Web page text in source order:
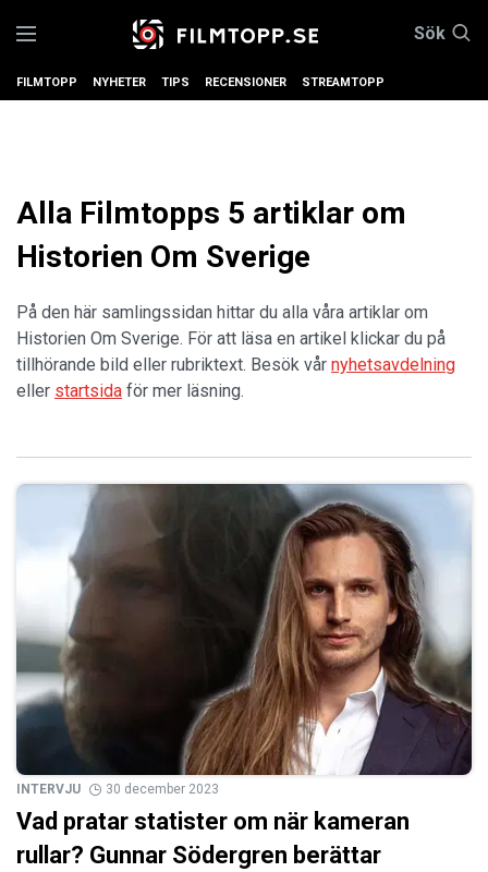
Sök
FILMTOPP NYHETER TIPS RECENSIONER STREAMTOPP
Alla Filmtopps 5 artiklar om
Historien Om Sverige
På den här samlingssidan hittar du alla våra artiklar om
Historien Om Sverige. För att läsa en artikel klickar du på
tillhörande bild eller rubriktext. Besök vår nyhetsavdelning
eller startsida för mer läsning.
INTERVJU 30 december 2023
Vad pratar statister om när kameran
rullar? Gunnar Södergren berättar